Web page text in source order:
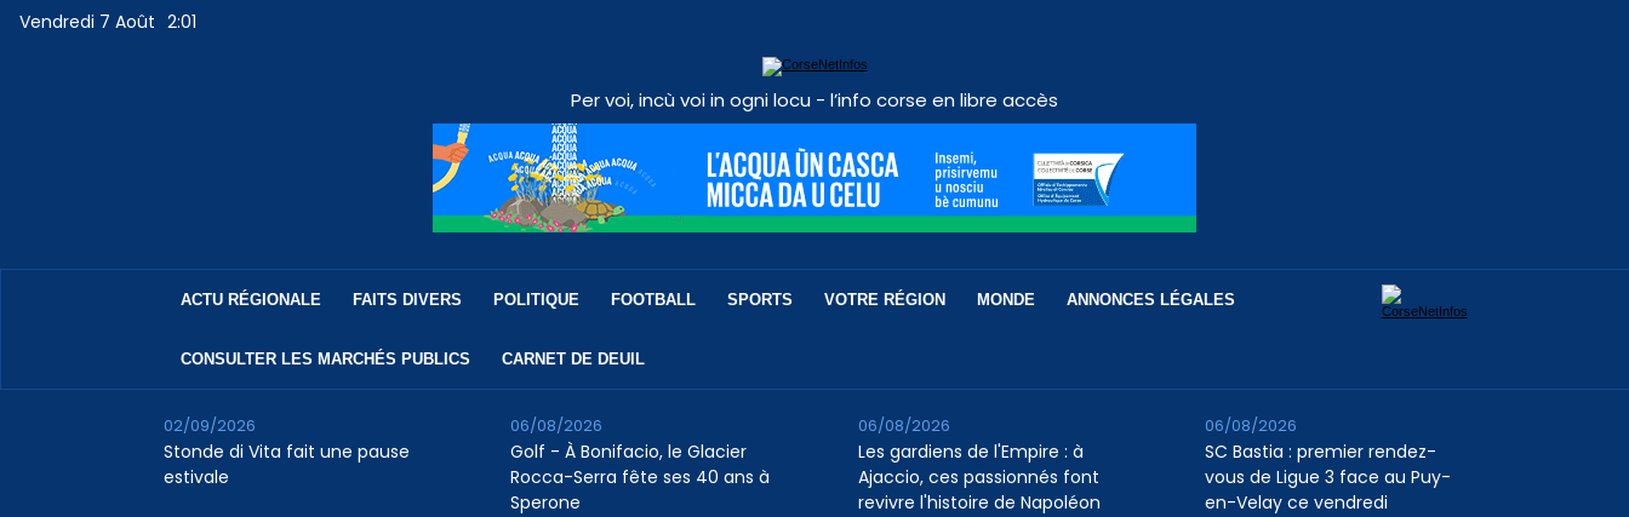
Vendredi 7 Août 2:01
Per voi, incù voi in ogni locu - l’info corse en libre accès
ACTU RÉGIONALE FAITS DIVERS POLITIQUE FOOTBALL SPORTS VOTRE RÉGION MONDE ANNONCES LÉGALES
CONSULTER LES MARCHÉS PUBLICS CARNET DE DEUIL
Stonde di Vita fait une pause
estivale
02/09/2026
Golf - À Bonifacio, le Glacier
Rocca-Serra fête ses 40 ans à
Sperone
06/08/2026
Les gardiens de l'Empire : à
Ajaccio, ces passionnés font
revivre l'histoire de Napoléon
06/08/2026
SC Bastia : premier rendez-
vous de Ligue 3 face au Puy-
en-Velay ce vendredi
06/08/2026